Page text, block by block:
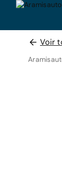
Voir